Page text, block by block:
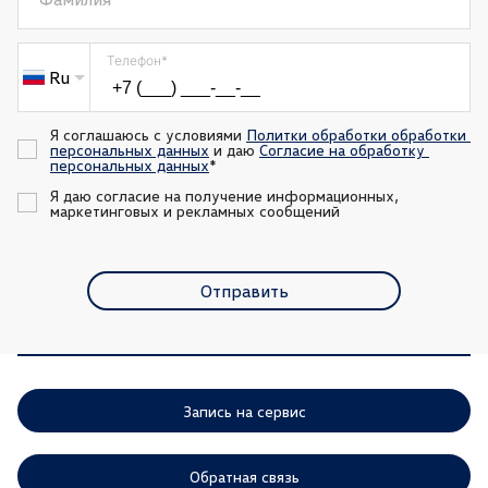
Ru
Телефон*
Я соглашаюсь с условиями Политки обработки обработки
персональных данных и даю Согласие на обработку
персональных данных*
Я даю согласие на получение информационных,
маркетинговых и рекламных сообщений
Отправить
Запись на сервис
Обратная связь